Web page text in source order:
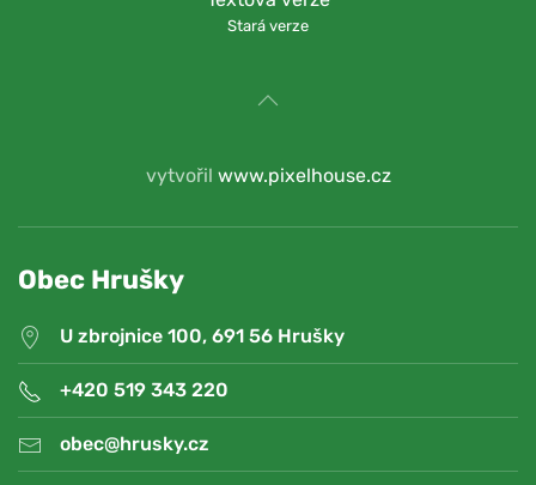
Stará verze
vytvořil www.pixelhouse.cz
Obec Hrušky
U zbrojnice 100, 691 56 Hrušky
+420 519 343 220
obec@hrusky.cz